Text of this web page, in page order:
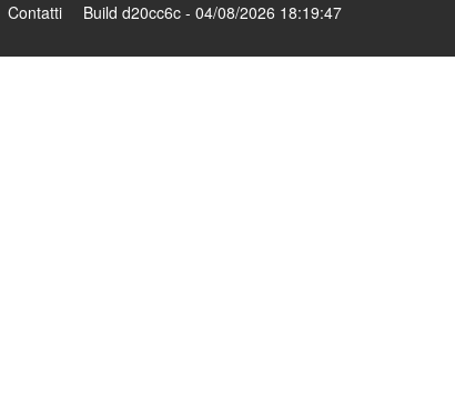
Contatti Build d20cc6c - 04/08/2026 18:19:47